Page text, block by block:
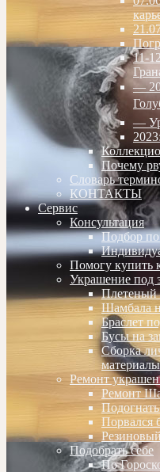
11-
—
—
Почему
Словарь
КОНТАКТЫ
Сервис
Консультация
Подбор по
Помогу купить
Украшение под
Плетеный
Шамбала
Браслет
Бусы на
Сборка
материалы
Ремонт
Ремонт
Порвался
Подобрать себе
По